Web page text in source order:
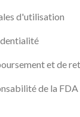
d'utilisation
et de
de la FDA